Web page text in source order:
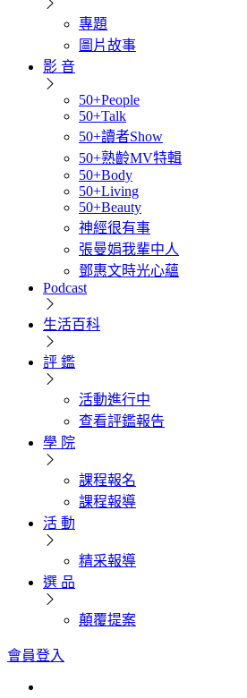
專題
圖片故事
影 音
50+People
50+Talk
50+讀者Show
50+熟齡MV特輯
50+Body
50+Living
50+Beauty
神經很有事
張曼娟我輩中人
鄧惠文時光心蘊
Podcast
生活百科
評 鑑
活動進行中
查看評鑑報告
學 院
課程報名
課程報導
活 動
精采報導
選 品
顛覆提案
會員登入